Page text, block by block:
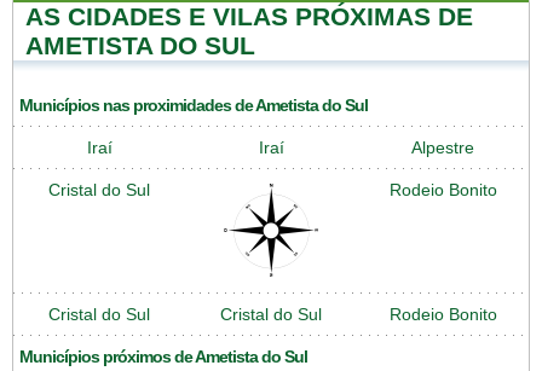
AS CIDADES E VILAS PRÓXIMAS DE
AMETISTA DO SUL
Municípios nas proximidades de Ametista do Sul
Iraí Iraí Alpestre
Cristal do Sul Rodeio Bonito
Cristal do Sul Cristal do Sul Rodeio Bonito
Municípios próximos de Ametista do Sul